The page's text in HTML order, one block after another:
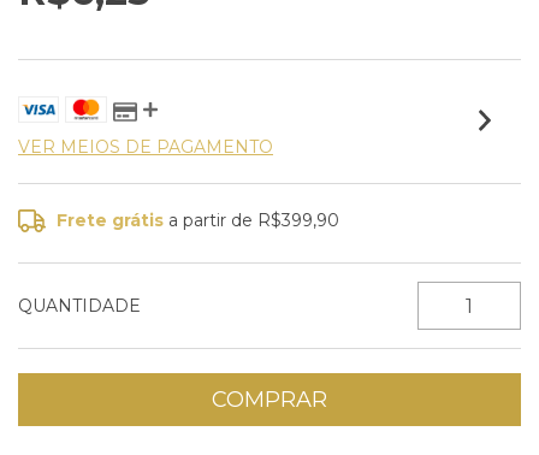
VER MEIOS DE PAGAMENTO
Frete grátis a partir de R$399,90
QUANTIDADE